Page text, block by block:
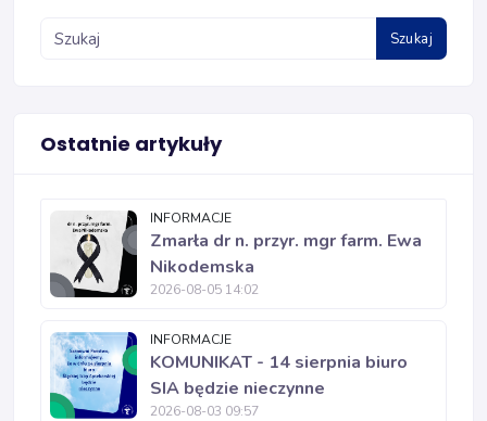
Szukaj
Ostatnie artykuły
INFORMACJE
Zmarła dr n. przyr. mgr farm. Ewa
Nikodemska
2026-08-05 14:02
INFORMACJE
KOMUNIKAT - 14 sierpnia biuro
SIA będzie nieczynne
2026-08-03 09:57